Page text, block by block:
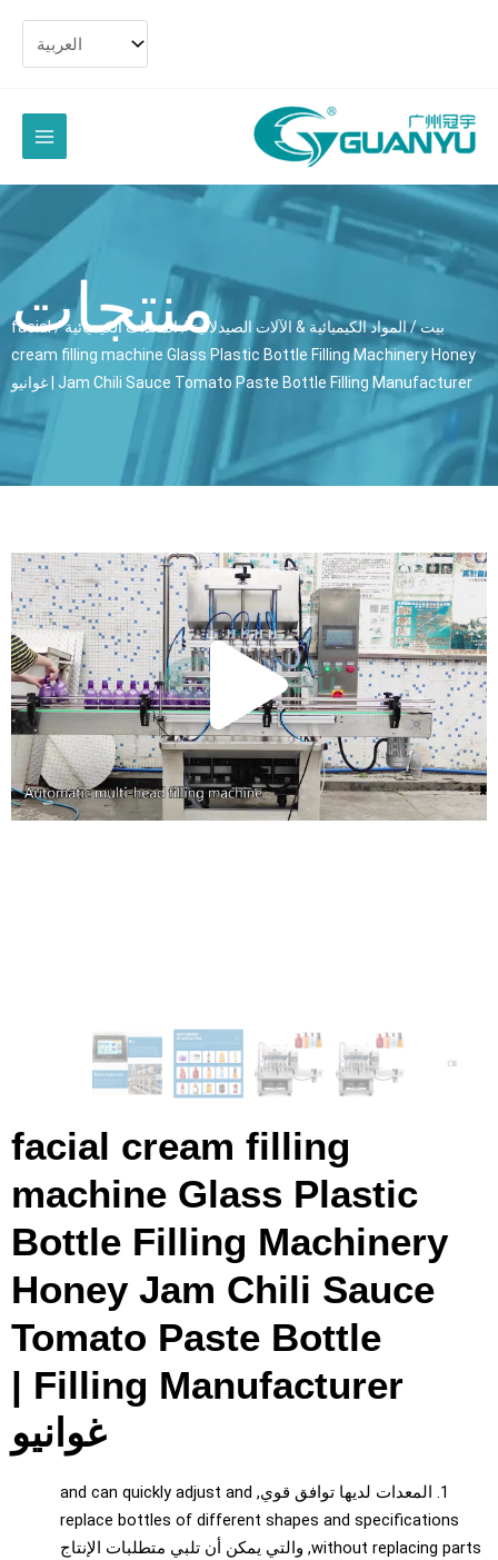
القائمة
الرئيسية
منتجات /المواد الكيميائية & الآلات الصيدلانية/المعدات الكيميائية/
facial
cream filling machine Glass Plastic Bottle Filling Machinery
Jam Chili Sauce Tomato Paste Bottle Filling Manufacturer| غوانيو
facial cream filling
machine Glass Plastic
Bottle Filling Machinery
Honey Jam Chili Sauce
Tomato Paste Bottle
Filling Manufacturer
|
غوانيو
and can quickly adjust and
replace bottles of different shapes and specifications
without replacing, والتي يمكن أن تلبي متطلبات الإنتاج